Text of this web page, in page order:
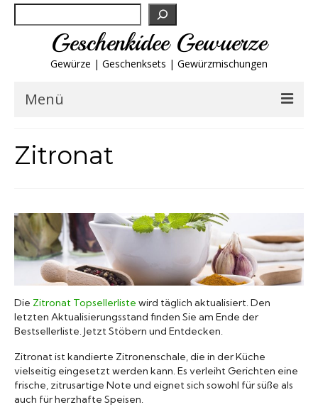
Geschenkidee Gewuerze
Gewürze | Geschenksets | Gewürzmischungen
Menü
Gewürzgläser
Gewürzregal
Marken A-Z
Mörser
Zitronat
Die Zitronat Topsellerliste wird täglich aktualisiert. Den
letzten Aktualisierungsstand finden Sie am Ende der
Bestsellerliste. Jetzt Stöbern und Entdecken.
Zitronat ist kandierte Zitronenschale, die in der Küche
vielseitig eingesetzt werden kann. Es verleiht Gerichten eine
frische, zitrusartige Note und eignet sich sowohl für süße als
auch für herzhafte Speisen.